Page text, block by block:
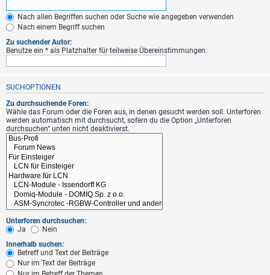
Nach allen Begriffen suchen oder Suche wie angegeben verwenden
Nach einem Begriff suchen
Zu suchender Autor:
Benutze ein * als Platzhalter für teilweise Übereinstimmungen.
SUCHOPTIONEN
Zu durchsuchende Foren:
Wähle das Forum oder die Foren aus, in denen gesucht werden soll. Unterforen
werden automatisch mit durchsucht, sofern du die Option „Unterforen
durchsuchen“ unten nicht deaktivierst.
Unterforen durchsuchen:
Ja
Nein
Innerhalb suchen:
Betreff und Text der Beiträge
Nur im Text der Beiträge